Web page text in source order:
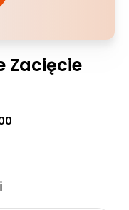
Zacięcie